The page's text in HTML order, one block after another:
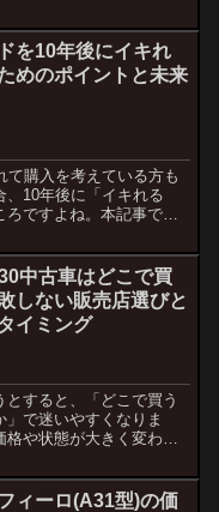
を10年後にイキれ
めのポイントと未来
て購入を考えている方も
、10年後に「イキれる
ろですよね。本記事で
中古車はどこで買
しない販売店選びと
イミング
すると、「どこで買う
で迷いやすくなりま
や状態が大きく変わる
ィーロ(A31型)の価